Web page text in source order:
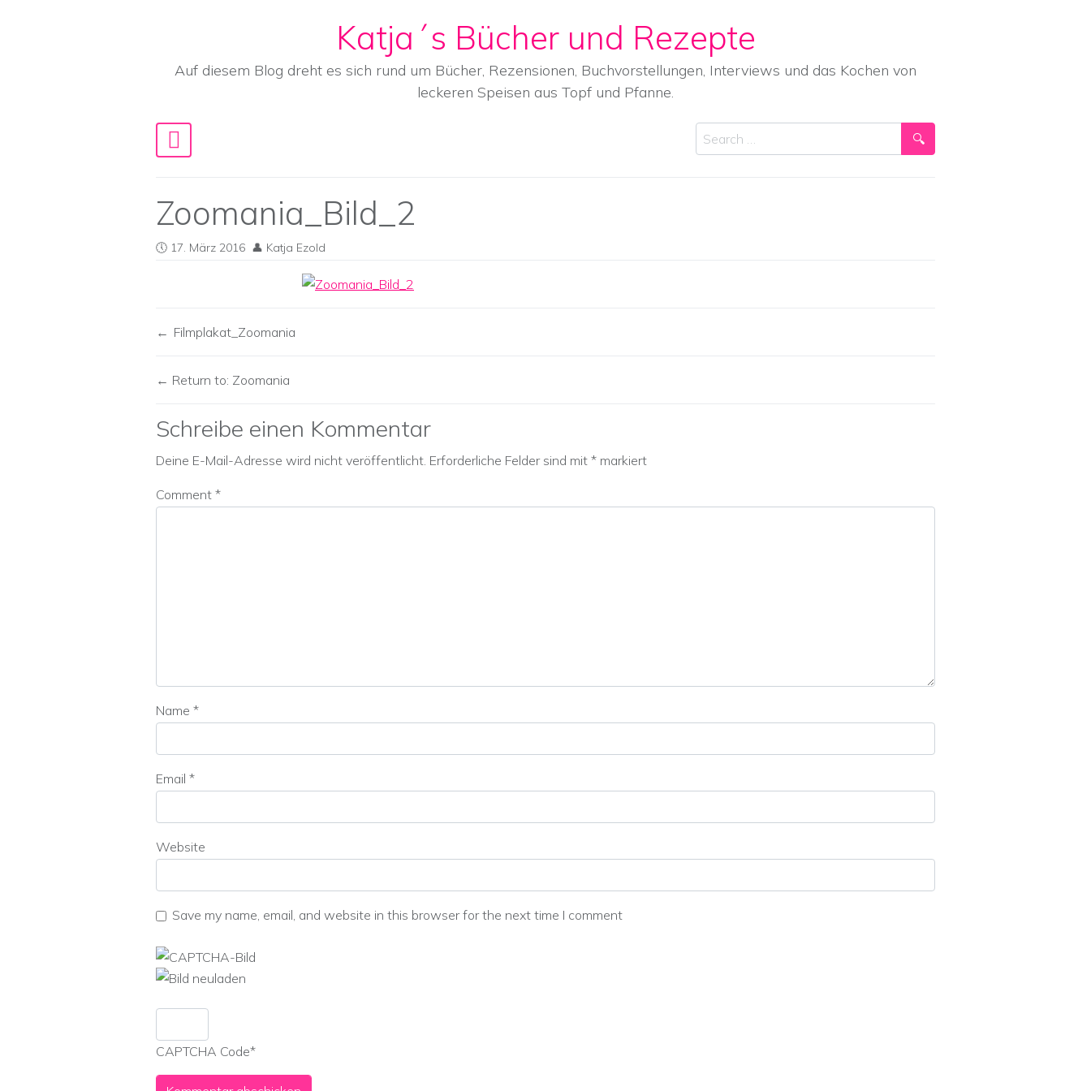
Katja´s Bücher und Rezepte
Auf diesem Blog dreht es sich rund um Bücher, Rezensionen, Buchvorstellungen, Interviews und das Kochen von
leckeren Speisen aus Topf und Pfanne.
Main Navigation
Search
Zoomania_Bild_2
17. März 2016 Katja Ezold
Filmplakat_Zoomania
Return to: Zoomania
Schreibe einen Kommentar
Deine E-Mail-Adresse wird nicht veröffentlicht. Erforderliche Felder sind mit * markiert
Comment *
Name *
Email *
Website
Save my name, email, and website in this browser for the next time I comment
CAPTCHA Code*